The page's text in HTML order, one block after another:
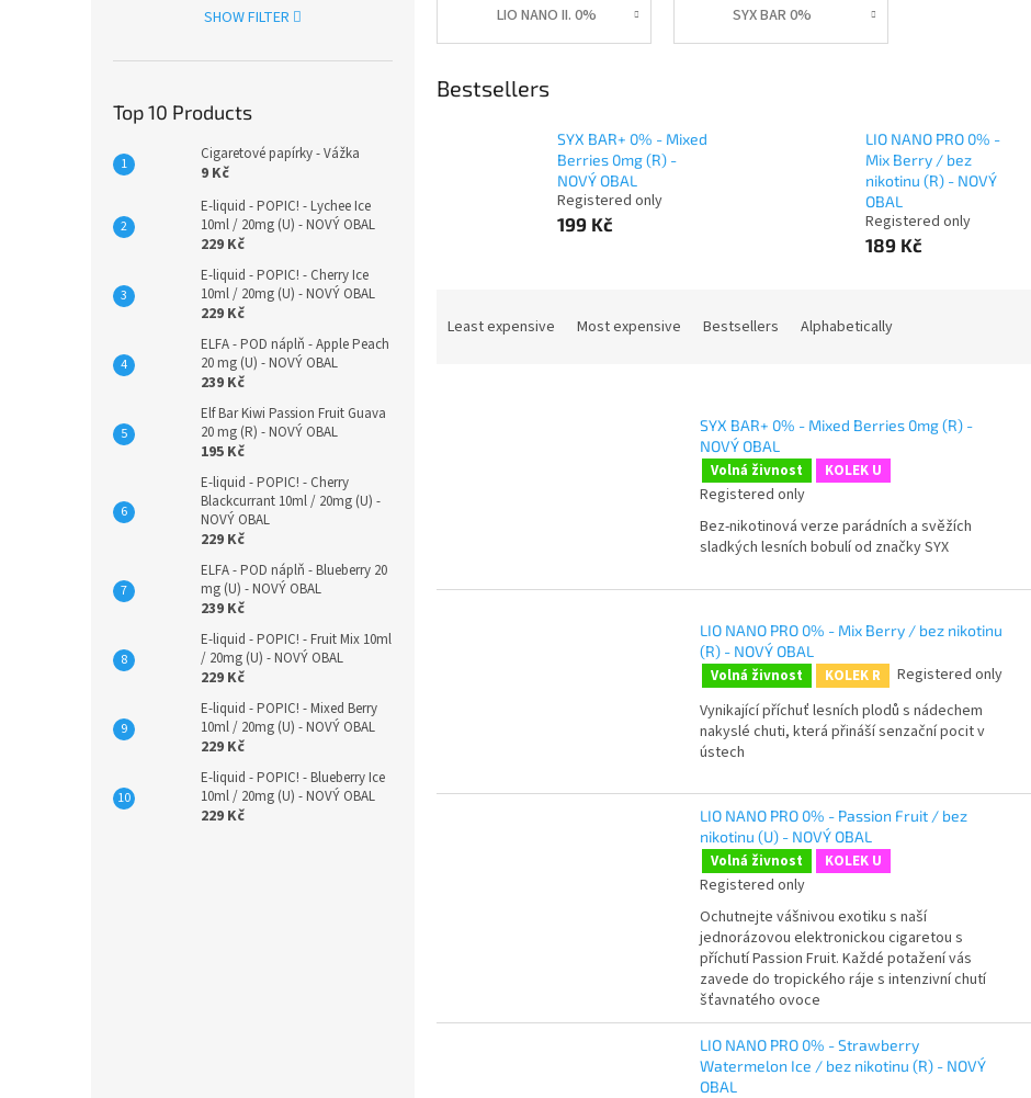
SHOW FILTER
Top 10 Products
Cigaretové papírky - Vážka
9 Kč
E-liquid - POPIC! - Lychee Ice
10ml / 20mg (U) - NOVÝ OBAL
229 Kč
E-liquid - POPIC! - Cherry Ice
10ml / 20mg (U) - NOVÝ OBAL
229 Kč
ELFA - POD náplň - Apple Peach
20 mg (U) - NOVÝ OBAL
239 Kč
Elf Bar Kiwi Passion Fruit Guava
20 mg (R) - NOVÝ OBAL
195 Kč
E-liquid - POPIC! - Cherry
Blackcurrant 10ml / 20mg (U) -
NOVÝ OBAL
229 Kč
ELFA - POD náplň - Blueberry 20
mg (U) - NOVÝ OBAL
239 Kč
E-liquid - POPIC! - Fruit Mix 10ml
/ 20mg (U) - NOVÝ OBAL
229 Kč
E-liquid - POPIC! - Mixed Berry
10ml / 20mg (U) - NOVÝ OBAL
229 Kč
E-liquid - POPIC! - Blueberry Ice
10ml / 20mg (U) - NOVÝ OBAL
229 Kč
LIO NANO II. 0% SYX BAR 0%
Bestsellers
SYX BAR+ 0% - Mixed
Berries 0mg (R) -
NOVÝ OBAL
Registered only
199 Kč
LIO NANO PRO 0% -
Mix Berry / bez
nikotinu (R) - NOVÝ
OBAL
Registered only
189 Kč
n
Least expensive Most expensive Bestsellers Alphabetically
o
SYX BAR+ 0% - Mixed Berries 0mg (R) -
NOVÝ OBAL
Volná živnost KOLEK U
Registered only
Bez-nikotinová verze parádních a svěžích
sladkých lesních bobulí od značky SYX
LIO NANO PRO 0% - Mix Berry / bez nikotinu
(R) - NOVÝ OBAL
Volná živnost KOLEK R
Registered only
Vynikající příchuť lesních plodů s nádechem
nakyslé chuti, která přináší senzační pocit v
ústech
LIO NANO PRO 0% - Passion Fruit / bez
nikotinu (U) - NOVÝ OBAL
Volná živnost KOLEK U
Registered only
Ochutnejte vášnivou exotiku s naší
jednorázovou elektronickou cigaretou s
příchutí Passion Fruit. Každé potažení vás
zavede do tropického ráje s intenzivní chutí
šťavnatého ovoce
LIO NANO PRO 0% - Strawberry
Watermelon Ice / bez nikotinu (R) - NOVÝ
OBAL